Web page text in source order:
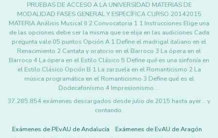
PRUEBAS DE ACCESO A LA UNIVERSIDAD MATERIAS DE
MODALIDAD FASES GENERAL Y ESPECÍFICA CURSO 20142015
MATERIA Análisis Musical II 2 Convocatoria 1 1 Instrucciones Elige una
de las opciones debe ser la misma que se elija en las audiciones Cada
pregunta vale 05 puntos Opción A 1 Define el madrigal italiano en el
Renacimiento 2 Cantata y oratorio en el Barroco 3 La ópera en el
Barroco 4 La ópera en el Estilo Clásico 5 Define qué es una sinfonía en
el Estilo Clásico Opción B 1 La zarzuela en el Romanticismo 2 La
música programática en el Romanticismo 3 Define qué es el
Dodecafonismo 4 Impresionismo …
37.285.854 exámenes descargados desde julio de 2015 hasta ayer... y
contando.
Exámenes de PEvAU de Andalucía
Exámenes de EvAU de Aragón